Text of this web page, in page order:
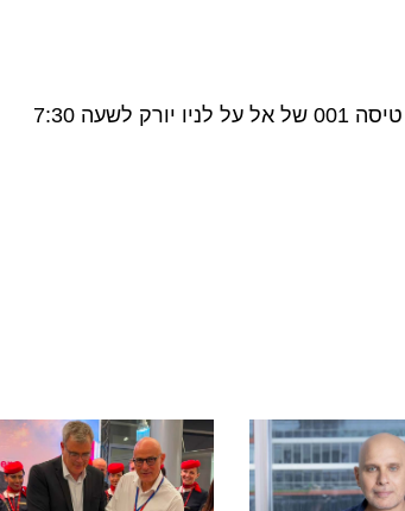
בשעה 20:00 ייצא מטוס מיוחד של אל על לחלץ את הנוסעים ולהביאם ליעדם. עקב כך, נדחית טיסה 001 של אל על לניו יורק לשעה 7:30